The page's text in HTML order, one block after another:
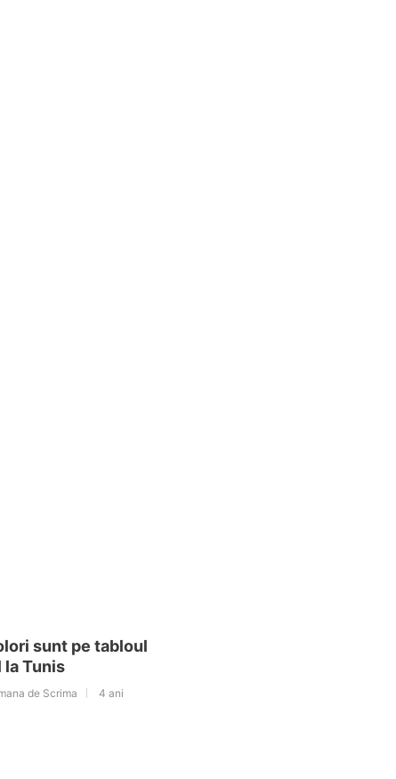
sunt pe tabloul
Tunis
de Scrima 4 ani